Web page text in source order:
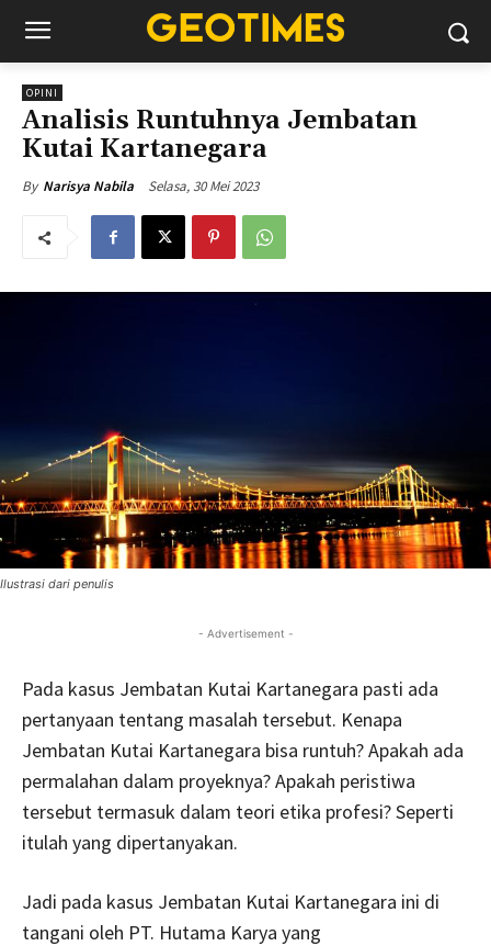
OPINI
Analisis Runtuhnya Jembatan
Kutai Kartanegara
By Narisya Nabila Selasa, 30 Mei 2023
Ilustrasi dari penulis
- Advertisement -
Pada kasus Jembatan Kutai Kartanegara pasti ada
pertanyaan tentang masalah tersebut. Kenapa
Jembatan Kutai Kartanegara bisa runtuh? Apakah ada
permalahan dalam proyeknya? Apakah peristiwa
tersebut termasuk dalam teori etika profesi? Seperti
itulah yang dipertanyakan.
Jadi pada kasus Jembatan Kutai Kartanegara ini di
tangani oleh PT. Hutama Karya yang